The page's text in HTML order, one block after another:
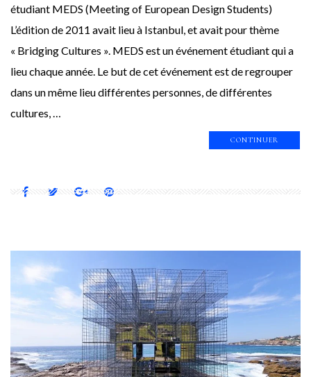
étudiant MEDS (Meeting of European Design Students)
L’édition de 2011 avait lieu à Istanbul, et avait pour thème
« Bridging Cultures ». MEDS est un événement étudiant qui a
lieu chaque année. Le but de cet événement est de regrouper
dans un même lieu différentes personnes, de différentes
cultures, …
CONTINUER